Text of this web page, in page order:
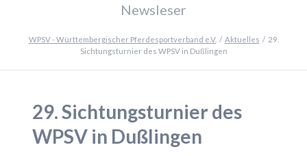
Newsleser
WPSV - Württembergischer Pferdesportverband e.V. Aktuelles
29.
Sichtungsturnier des WPSV in Dußlingen
29. Sichtungsturnier des
WPSV in Dußlingen